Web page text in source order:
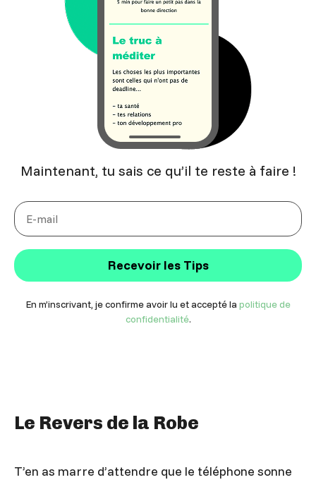
Maintenant, tu sais ce qu’il te reste à faire !
Recevoir les Tips
En m’inscrivant, je confirme avoir lu et accepté la politique de
confidentialité.
Le Revers de la Robe
T’en as marre d’attendre que le téléphone sonne